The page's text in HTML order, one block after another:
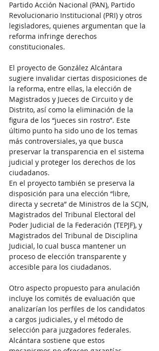
Partido Acción Nacional (PAN), Partido
Revolucionario Institucional (PRI) y otros
legisladores, quienes argumentan que la
reforma infringe derechos
constitucionales.
El proyecto de González Alcántara
sugiere invalidar ciertas disposiciones de
la reforma, entre ellas, la elección de
Magistrados y Jueces de Circuito y de
Distrito, así como la eliminación de la
figura de los “jueces sin rostro”. Este
último punto ha sido uno de los temas
más controversiales, ya que busca
preservar la transparencia en el sistema
judicial y proteger los derechos de los
ciudadanos.
En el proyecto también se preserva la
disposición para una elección “libre,
directa y secreta” de Ministros de la SCJN,
Magistrados del Tribunal Electoral del
Poder Judicial de la Federación (TEPJF), y
Magistrados del Tribunal de Disciplina
Judicial, lo cual busca mantener un
proceso de elección transparente y
accesible para los ciudadanos.
Otro aspecto propuesto para anulación
incluye los comités de evaluación que
analizarían los perfiles de los candidatos
a cargos judiciales, y el método de
selección para juzgadores federales.
Alcántara sostiene que estos